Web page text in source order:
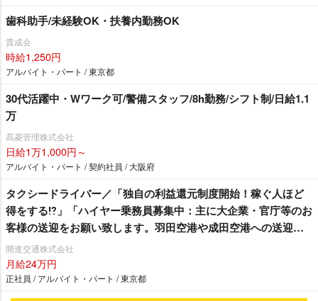
歯科助手/未経験OK・扶養内勤務OK
貴成会
時給1,250円
アルバイト・パート / 東京都
30代活躍中・Wワーク可/警備スタッフ/8h勤務/シフト制/日給1.1
万
髙菱管理株式会社
日給1万1,000円～
アルバイト・パート / 契約社員 / 大阪府
タクシードライバー／「独自の利益還元制度開始！稼ぐ人ほど
得をする⁉」「ハイヤー乗務員募集中：主に大企業・官庁等のお
客様の送迎をお願い致します。羽田空港や成田空港への送迎が
メインとなります。」「女性ドライバーも在籍残業ほぼ無
し！」 東京無線加盟で安定収入！明るくて楽しい開進交通へ
是非♫
開進交通株式会社
月給24万円
正社員 / アルバイト・パート / 東京都